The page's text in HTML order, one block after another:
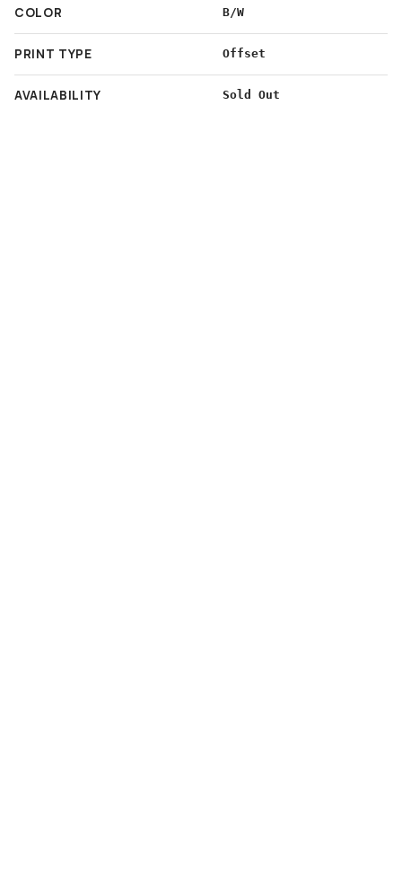
COLOR B/W
PRINT TYPE Offset
AVAILABILITY Sold Out